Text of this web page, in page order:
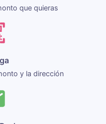
que quieras
y la dirección